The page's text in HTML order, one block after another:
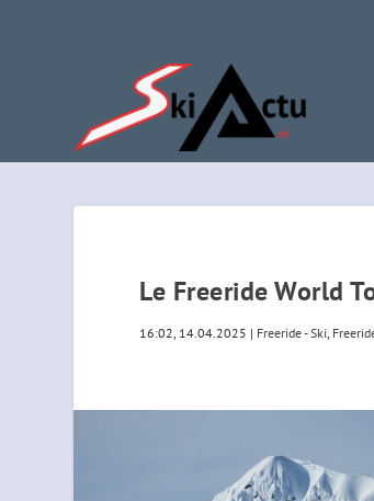
Le Freeride World
16:02, 14.04.2025 | Freeride - Ski